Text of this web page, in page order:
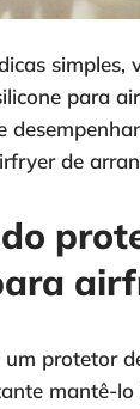
simples,
para
de
um protetor
mantê-